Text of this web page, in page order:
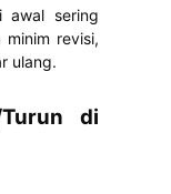
awal sering
revisi,
ulang.
di